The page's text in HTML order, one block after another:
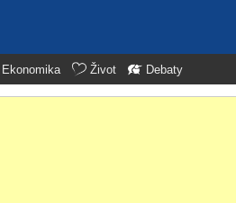
Ekonomika Život Debaty